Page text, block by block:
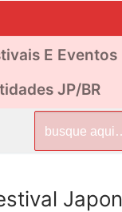
E Eventos
JP/BR
por: